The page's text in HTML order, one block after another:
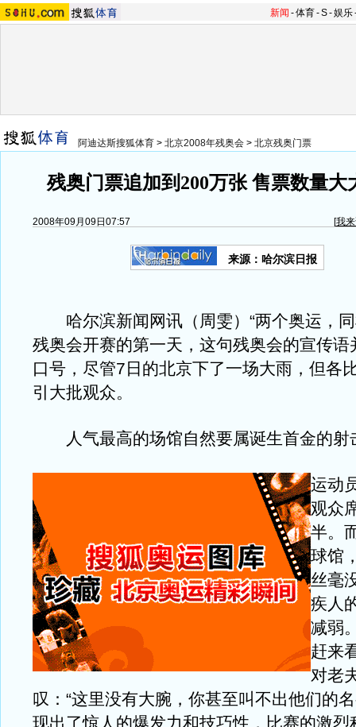
新闻 -体育-S-娱乐
阿迪达斯搜狐体育 > 北京2008年残奥会 > 北京残奥门票
残奥门票追加到200万张 售票数量大
2008年09月09日07:57 [我
来源：哈尔滨日报
哈尔滨新闻网讯（周雯）“两个奥运，同
残奥会开赛的第一天，这句残奥会的宣传语
口号，尽管7日的北京下了一场大雨，但各
引大批观众。
人气最高的场馆自然要属诞生首金的射
运动
观众
半。
球馆
丝毫
疾人
减弱
赶来
对老
叹：“这里没有大腕，你甚至叫不出他们的
现出了惊人的爆发力和技巧性，比赛的激烈